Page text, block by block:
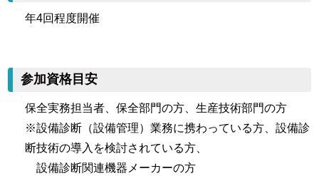
年4回程度開催
参加資格目安
保全実務担当者、保全部門の方、生産技術部門の方
※設備診断（設備管理）業務に携わっている方、設備診
断技術の導入を検討されている方、
設備診断関連機器メーカーの方